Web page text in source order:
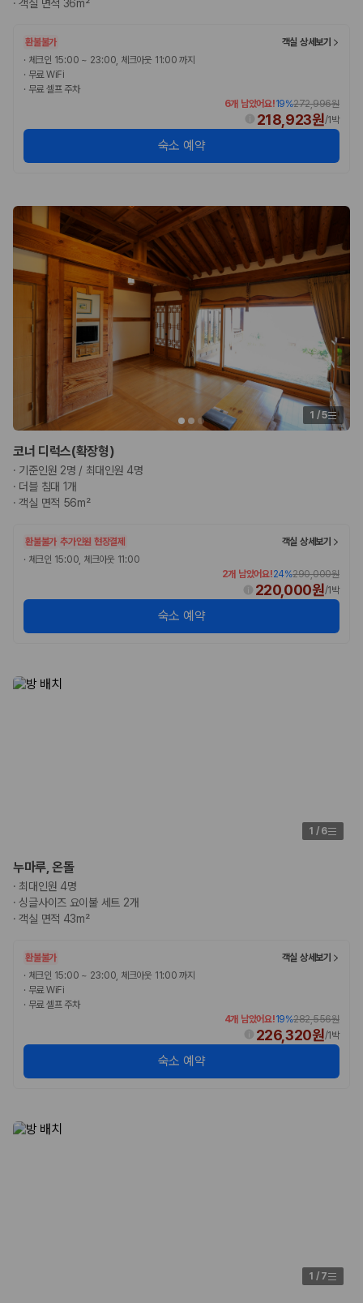
·객실 면적 36m²
환불불가
객실 상세보기
· 체크인 15:00 ~ 23:00, 체크아웃 11:00 까지
· 무료 WiFi
· 무료 셀프 주차
6개 남았어요!19%272,996원
218,923원/1박
숙소 예약
1 /5
코너 디럭스(확장형)
· 기준인원 2명 / 최대인원 4명
· 더블 침대 1개
·객실 면적 56m²
환불불가 추가인원 현장결제
객실 상세보기
· 체크인 15:00, 체크아웃 11:00
2개 남았어요!24%290,000원
220,000원/1박
숙소 예약
1 / 6
누마루, 온돌
· 최대인원 4명
·싱글사이즈 요이불 세트 2개
·객실 면적 43m²
환불불가
객실 상세보기
· 체크인 15:00 ~ 23:00, 체크아웃 11:00 까지
· 무료 WiFi
· 무료 셀프 주차
4개 남았어요!19%282,556원
226,320원/1박
숙소 예약
1 / 7